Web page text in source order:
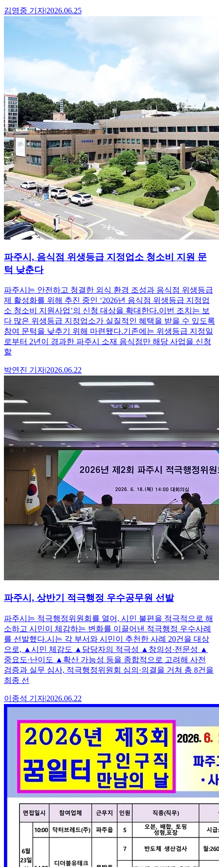
김영중 기자|2026.06.25
파주시, 음식점 위생등급 지정업소 청소비 지원 문
턱 낮춘다
파주시는 안전하고 청결한 외식 환경 조성과 음식점 위생등급
제 활성화를 위해 추진 중인 ‘2026년 음식점 위생등급 지정업
소 청소비 지원사업’의 신청 대상을 확대한다.이번 조치는 보
다 많은 위생등급 지정업소가 실질적인 혜택을 받을 수 있도록
참여 문턱을 낮추기 위해 마련됐다.기존에는 위생등급 지정일
로부터 2년이 경과한 파주시 소재 음식점만 해당 사업을 신청
할
박연진 기자|2026.06.22
파주시, 상반기 적극행정 우수공무원 선발
파주시는 적극행정위원회를 열어, 시민 불편을 적극적으로 해
소하고 시민이 체감하는 변화를 이끌어낸 적극행정 우수사례
를 선발했다.시는 각 부서와 시민이 추천한 사례 20건을 대상
으로, ▲시민 체감도 ▲담당자의 적극성 ▲창의성·전문성 ▲
중요도·난이도 ▲확산 가능성 등을 종합적으로 고려해 사전
검증과 실무 심사, 적극행정위원회 심의·의결을 거쳐 총 8건을
최종 선
이종석 기자|2026.06.22